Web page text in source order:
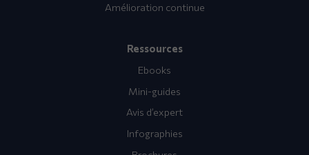
Amélioration continue
Ressources
Ebooks
Mini-guides
Avis d’expert
Infographies